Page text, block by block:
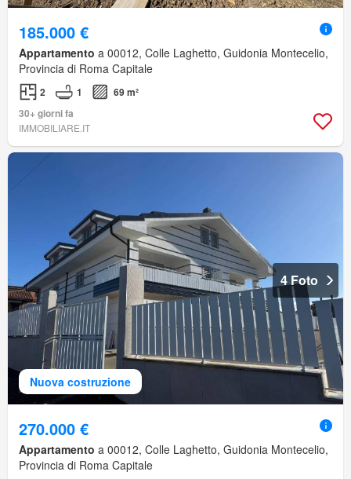
185.000 €
Appartamento a 00012, Colle Laghetto, Guidonia Montecelio,
Provincia di Roma Capitale
2 1
69 m²
30+ giorni fa
IMMOBILIARE.IT
Nuova costruzione
4 Foto
270.000 €
Appartamento a 00012, Colle Laghetto, Guidonia Montecelio,
Provincia di Roma Capitale